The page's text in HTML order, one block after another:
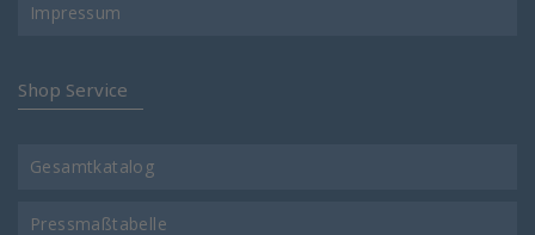
Impressum
Shop Service
Gesamtkatalog
Pressmaßtabelle